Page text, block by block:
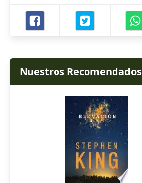
Nuestros Recomendados